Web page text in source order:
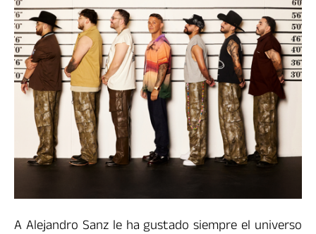
A Alejandro Sanz le ha gustado siempre el universo